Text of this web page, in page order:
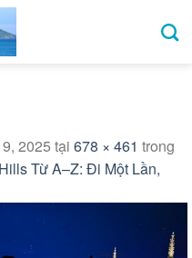
2025 tại 678 × 461 trong
Từ A–Z: Đi Một Lần,